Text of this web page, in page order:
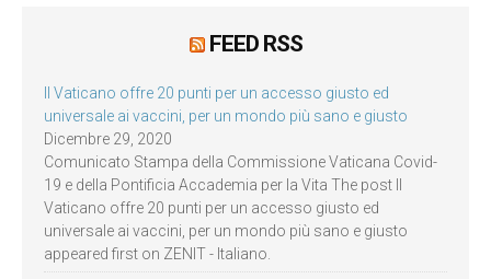
FEED RSS
Il Vaticano offre 20 punti per un accesso giusto ed
universale ai vaccini, per un mondo più sano e giusto
Dicembre 29, 2020
Comunicato Stampa della Commissione Vaticana Covid-
19 e della Pontificia Accademia per la Vita The post Il
Vaticano offre 20 punti per un accesso giusto ed
universale ai vaccini, per un mondo più sano e giusto
appeared first on ZENIT - Italiano.